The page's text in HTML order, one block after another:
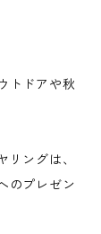
トドアや秋
ングは、
のプレゼン